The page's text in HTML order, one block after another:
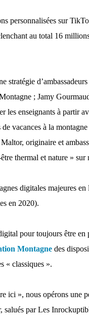
personnalisées sur
au total 16
stratégie
; Jamy
les enseignants à partir
vacances à la
originaire et
thermal et nature »
digitales majeures en
en 2020).
pour toujours être en
Montagne des
« classiques ».
ici », nous opérons une
par Les